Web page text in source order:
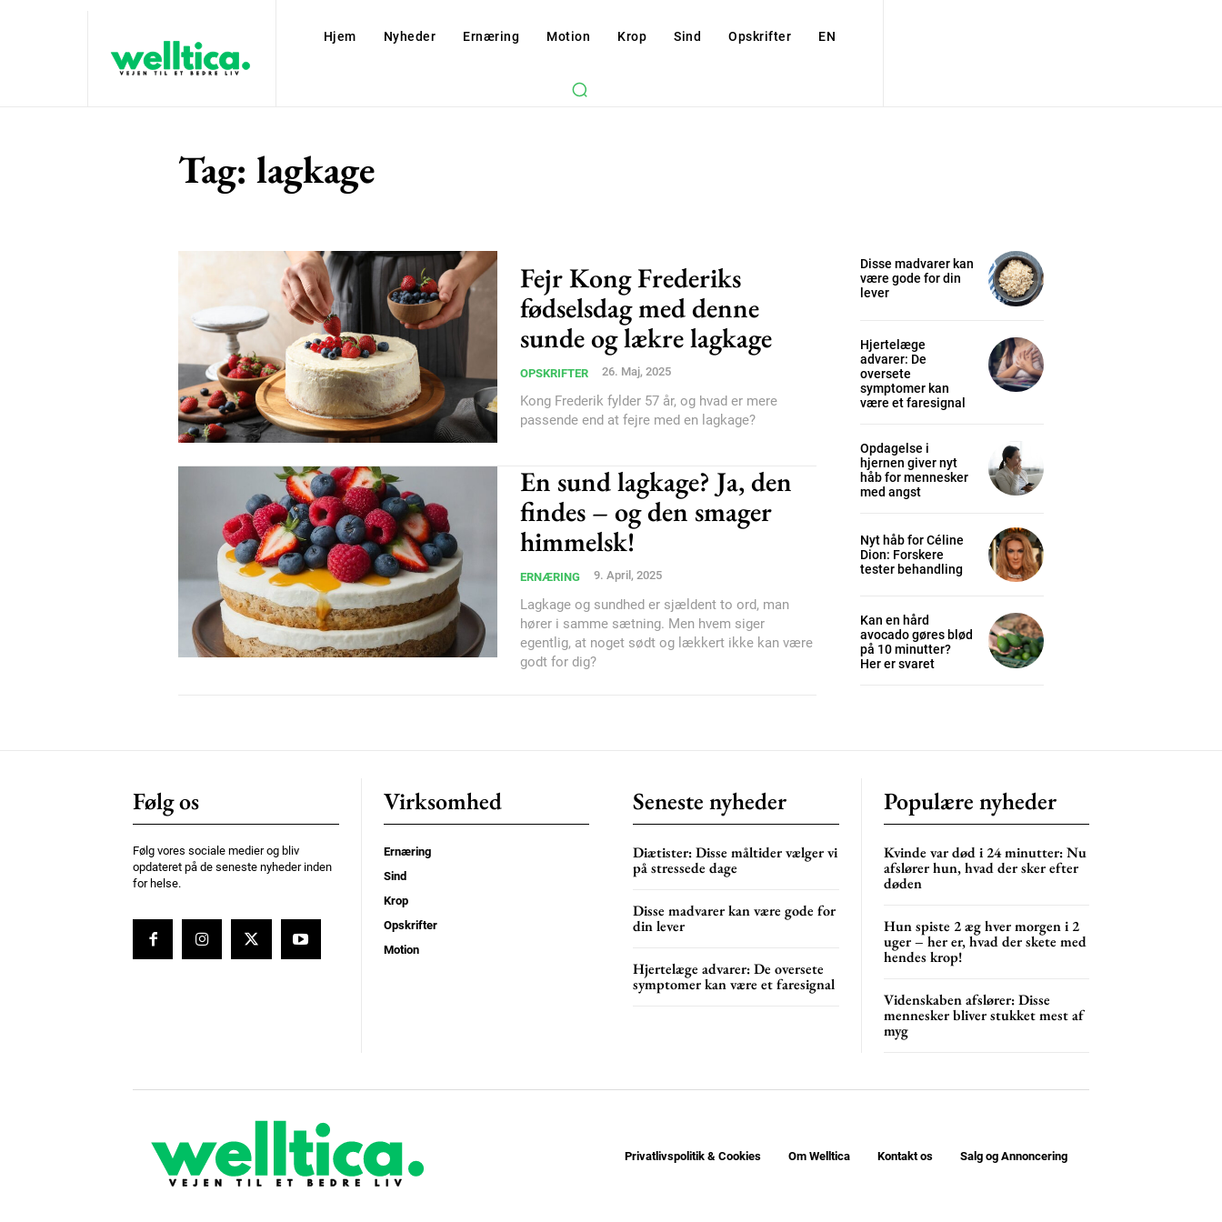
Subscription Plans
Free limited access
Gratis / forever
Etiam est nibh, lobortis sit
Member full access
/ year
Etiam est nibh, lobortis sit
YEARLY PRICING MONTHLY PRICING
Hjem Nyheder Ernæring Motion Krop Sind Opskrifter EN
Tag: lagkage
Fejr Kong Frederiks
fødselsdag med denne
sunde og lækre lagkage
OPSKRIFTER 26. Maj, 2025
Kong Frederik fylder 57 år, og hvad er mere
passende end at fejre med en lagkage?
En sund lagkage? Ja, den
findes – og den smager
himmelsk!
ERNÆRING 9. April, 2025
Lagkage og sundhed er sjældent to ord, man
hører i samme sætning. Men hvem siger
egentlig, at noget sødt og lækkert ikke kan være
godt for dig?
Disse madvarer kan
være gode for din
lever
Hjertelæge
advarer: De
oversete
symptomer kan
være et faresignal
Opdagelse i
hjernen giver nyt
håb for mennesker
med angst
Nyt håb for Céline
Dion: Forskere
tester behandling
Kan en hård
avocado gøres blød
på 10 minutter?
Her er svaret
Følg os
Følg vores sociale medier og bliv
opdateret på de seneste nyheder inden
for helse.
Virksomhed
Ernæring
Sind
Krop
Opskrifter
Motion
Seneste nyheder
Diætister: Disse måltider vælger vi
på stressede dage
Disse madvarer kan være gode for
din lever
Hjertelæge advarer: De oversete
symptomer kan være et faresignal
Populære nyheder
Kvinde var død i 24 minutter: Nu
afslører hun, hvad der sker efter
døden
Hun spiste 2 æg hver morgen i 2
uger – her er, hvad der skete med
hendes krop!
Videnskaben afslører: Disse
mennesker bliver stukket mest af
myg
Privatlivspolitik & Cookies Om Welltica Kontakt os Salg og Annoncering